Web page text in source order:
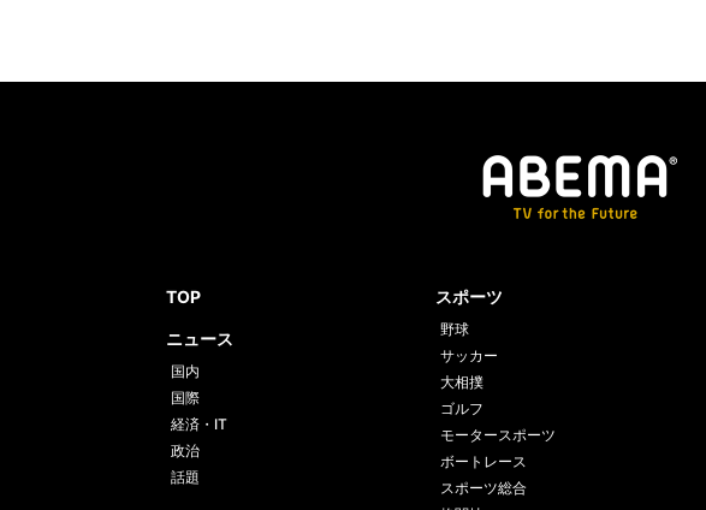
TOP
ニュース
国内
国際
経済・IT
政治
話題
スポーツ
野球
サッカー
大相撲
ゴルフ
モータースポーツ
ボートレース
スポーツ総合